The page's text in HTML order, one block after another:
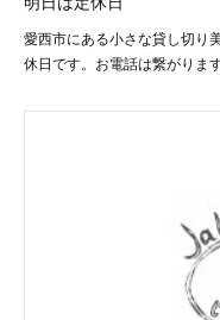
愛西市にある小さな貸し切り
休日です。お電話は繋がりま